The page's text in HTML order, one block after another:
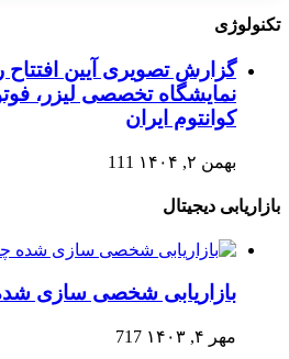
تکنولوژی
گزارش تصویری آیین
نمایشگاه تخصصی لیزر،
کوانتوم ایران
بهمن ۲, ۱۴۰۴ 111
بازاریابی دیجیتال
بازاریابی شخصی سازی
مهر ۴, ۱۴۰۳ 717